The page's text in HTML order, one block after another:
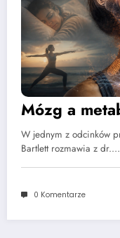
Mózg a
W jednym z odcinków
Bartlett rozmawia z dr.…
0 Komentarze